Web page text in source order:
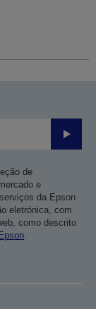
Enviar
de
e
da Epson
eletrónica, com
como descrito
.